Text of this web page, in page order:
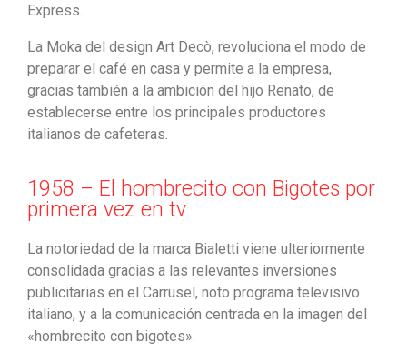
Express.
La Moka del design Art Decò, revoluciona el modo de
preparar el café en casa y permite a la empresa,
gracias también a la ambición del hijo Renato, de
establecerse entre los principales productores
italianos de cafeteras.
1958 – El hombrecito con Bigotes por
primera vez en tv
La notoriedad de la marca Bialetti viene ulteriormente
consolidada gracias a las relevantes inversiones
publicitarias en el Carrusel, noto programa televisivo
italiano, y a la comunicación centrada en la imagen del
«hombrecito con bigotes».